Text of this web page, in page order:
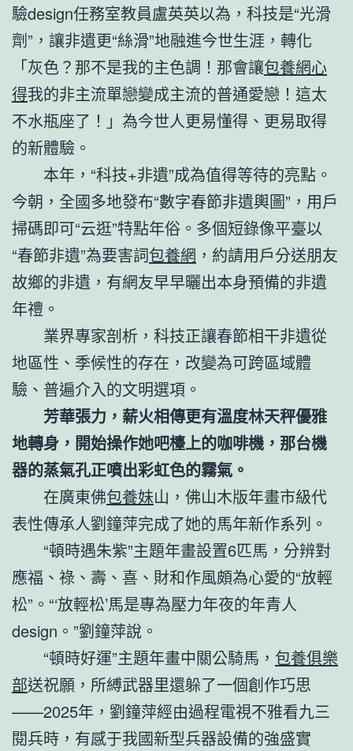
驗design任務室教員盧英英以為，科技是“光滑
劑”，讓非遺更“絲滑”地融進今世生涯，轉化
「灰色？那不是我的主色調！那會讓包養網心
得我的非主流單戀變成主流的普通愛戀！這太
不水瓶座了！」為今世人更易懂得、更易取得
的新體驗。
本年，“科技+非遺”成為值得等待的亮點。
今朝，全國多地發布“數字春節非遺輿圖”，用戶
掃碼即可“云逛”特點年俗。多個短錄像平臺以
“春節非遺”為要害詞包養網 ，約請用戶分送朋友
故鄉的非遺，有網友早早曬出本身預備的非遺
年禮。
業界專家剖析，科技正讓春節相干非遺從
地區性、季候性的存在，改變為可跨區域體
驗、普遍介入的文明選項。
芳華張力，薪火相傳更有溫度林天秤優雅
地轉身，開始操作她吧檯上的咖啡機，那台機
器的蒸氣孔正噴出彩虹色的霧氣。
在廣東佛包養妹山，佛山木版年畫市級代
表性傳承人劉鐘萍完成了她的馬年新作系列。
“頓時遇朱紫”主題年畫設置6匹馬，分辨對
應福、祿、壽、喜、財和作風頗為心愛的“放輕
松”。“‘放輕松’馬是專為壓力年夜的年青人
design。”劉鐘萍說。
“頓時好運”主題年畫中關公騎馬， 包養俱樂
部送祝願，所縛武器里還躲了一個創作巧思
——2025年，劉鐘萍經由過程電視不雅看九三
閱兵時，有感于我國新型兵器設備的強盛實